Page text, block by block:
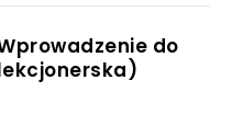
do